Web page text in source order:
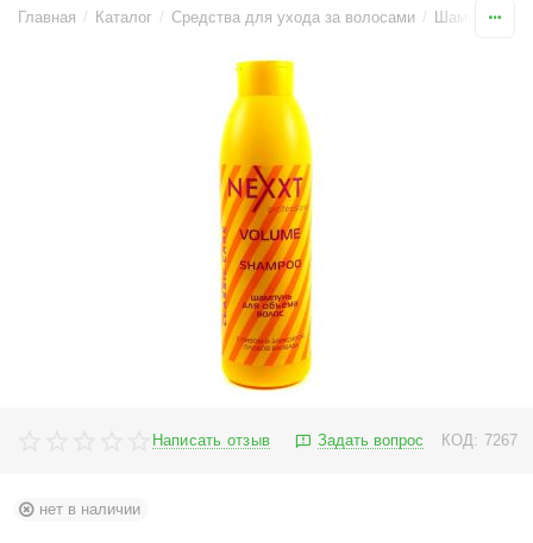
Главная / Каталог / Средства для ухода за волосами / Шампуни
Написать отзыв Задать вопрос КОД: 7267
нет в наличии